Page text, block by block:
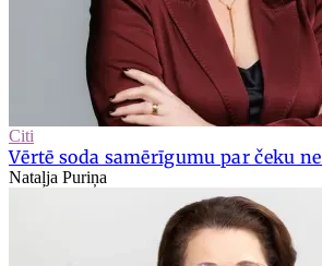
Citi
Vērtē soda samērīgumu par čeku
Nataļja Puriņa